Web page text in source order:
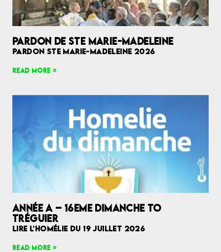
PARDON DE STE MARIE-MADELEINE
PARDON STE MARIE-MADELEINE 2026
READ MORE »
ANNÉE A – 16EME DIMANCHE TO
TRÉGUIER
LIRE L’HOMÉLIE DU 19 JUILLET 2026
READ MORE »